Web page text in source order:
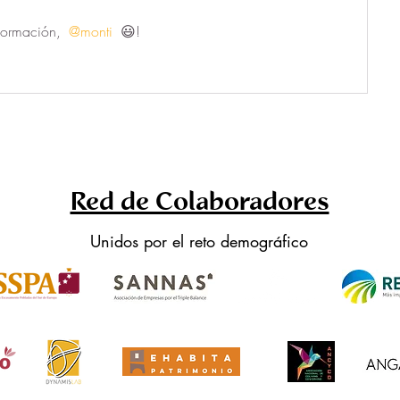
@monti 😃!
Red de Colaboradores
Unidos por el reto demográfico